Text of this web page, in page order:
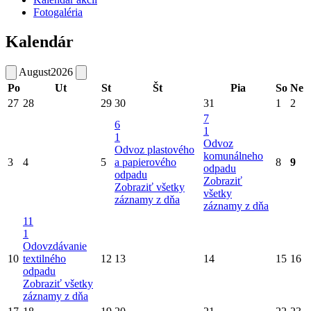
Fotogaléria
Kalendár
August2026
Po
Ut St Št Pia So Ne
27 28 29 30 31 1 2
3 4 5
6
1
Odvoz plastového
a papierového
odpadu
Zobraziť všetky
záznamy z dňa
7
1
Odvoz
komunálneho
odpadu
Zobraziť
všetky
záznamy z dňa
8 9
10
11
1
Odovzdávanie
textilného
odpadu
Zobraziť všetky
záznamy z dňa
12 13 14 15 16